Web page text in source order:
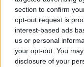
section to confirm
opt-out request is
interest-based ads
us or personal
your opt-out. You
disclosure of your
um papel central,
dos consumidores.
Para inverter esta
prioridades